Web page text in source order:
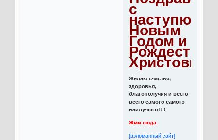
с
Новым
Годом и
Рождеством
Христовым!
Желаю счастья,
здоровья,
благополучия и всего
всего самого самого
наилучшго!!!!
Жми сюда
[взломанный сайт]